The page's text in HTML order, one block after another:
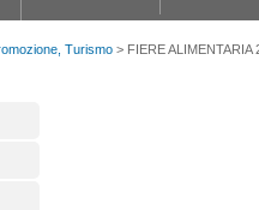
Turismo > FIERE